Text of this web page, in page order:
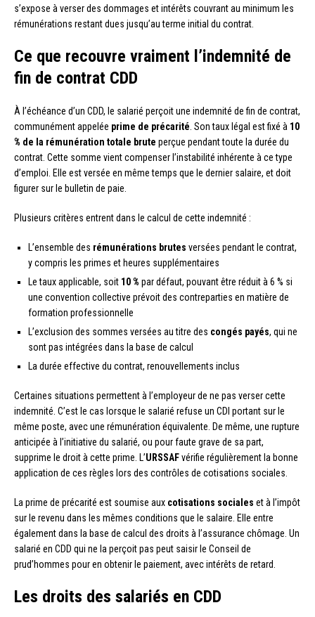
s’expose à verser des dommages et intérêts couvrant au minimum les
rémunérations restant dues jusqu’au terme initial du contrat.
Ce que recouvre vraiment l’indemnité de
fin de contrat CDD
À l’échéance d’un CDD, le salarié perçoit une indemnité de fin de contrat,
communément appelée prime de précarité . Son taux légal est fixé à 10
% de la rémunération totale brute perçue pendant toute la durée du
contrat. Cette somme vient compenser l’instabilité inhérente à ce type
d’emploi. Elle est versée en même temps que le dernier salaire, et doit
figurer sur le bulletin de paie.
Plusieurs critères entrent dans le calcul de cette indemnité :
L’ensemble des rémunérations brutes versées pendant le contrat,
y compris les primes et heures supplémentaires
Le taux applicable, soit 10 % par défaut, pouvant être réduit à 6 % si
une convention collective prévoit des contreparties en matière de
formation professionnelle
L’exclusion des sommes versées au titre des congés payés, qui ne
sont pas intégrées dans la base de calcul
La durée effective du contrat, renouvellements inclus
Certaines situations permettent à l’employeur de ne pas verser cette
indemnité. C’est le cas lorsque le salarié refuse un CDI portant sur le
même poste, avec une rémunération équivalente. De même, une rupture
anticipée à l’initiative du salarié, ou pour faute grave de sa part,
supprime le droit à cette prime. L’URSSAFvérifie régulièrement la bonne
application de ces règles lors des contrôles de cotisations sociales.
La prime de précarité est soumise aux cotisations sociales et à l’impôt
sur le revenu dans les mêmes conditions que le salaire. Elle entre
également dans la base de calcul des droits à l’assurance chômage. Un
salarié en CDD qui ne la perçoit pas peut saisir le Conseil de
prud’hommes pour en obtenir le paiement, avec intérêts de retard.
Les droits des salariés en CDD